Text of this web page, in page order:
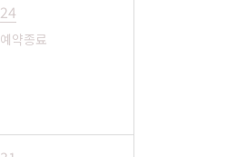
24
예약종료